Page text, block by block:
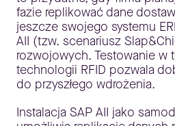
fazie replikować dane
jeszcze swojego systemu
AII (tzw. scenariusz
rozwojowych. Testowanie w
technologii RFID pozwala
do przyszłego wdrożenia.
Instalacja SAP AII jako